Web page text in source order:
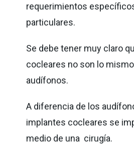
requerimientos
particulares.
Se debe tener muy claro
cocleares no son lo
audífonos.
A diferencia de los
implantes cocleares se
medio de una cirugía.